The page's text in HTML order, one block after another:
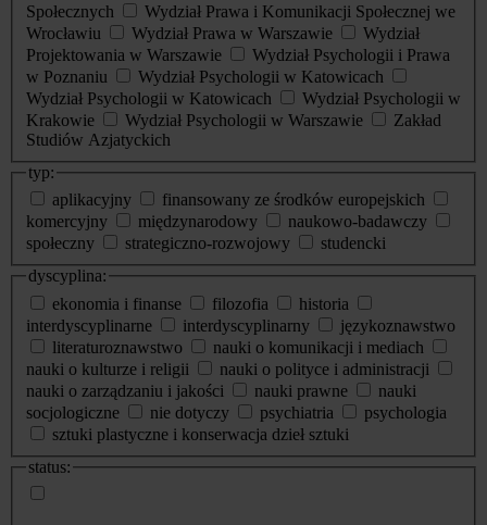
Społecznych
Wydział Prawa i Komunikacji Społecznej we
Wrocławiu
Wydział Prawa w Warszawie
Wydział
Projektowania w Warszawie
Wydział Psychologii i Prawa
w Poznaniu
Wydział Psychologii w Katowicach
Wydział Psychologii w Katowicach
Wydział Psychologii w
Krakowie
Wydział Psychologii w Warszawie
Zakład
Studiów Azjatyckich
typ:
aplikacyjny
finansowany ze środków europejskich
komercyjny
międzynarodowy
naukowo-badawczy
społeczny
strategiczno-rozwojowy
studencki
dyscyplina:
ekonomia i finanse
filozofia
historia
interdyscyplinarne
interdyscyplinarny
językoznawstwo
literaturoznawstwo
nauki o komunikacji i mediach
nauki o kulturze i religii
nauki o polityce i administracji
nauki o zarządzaniu i jakości
nauki prawne
nauki
socjologiczne
nie dotyczy psychiatria
psychologia
sztuki plastyczne i konserwacja dzieł sztuki
status: